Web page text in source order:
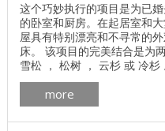
这个巧妙执行的项目是为已
的卧室和厨房。在起居室和
屋具有特别漂亮和不寻常的
床。 该项目的完美结合是为
雪松 ， 松树 ， 云杉 或 冷
的价格 独立计算基础价格 所
出价格 木屋的最佳项目 墙壁
面图安大略省pdf下载 加拿大
廊细节 ...
more